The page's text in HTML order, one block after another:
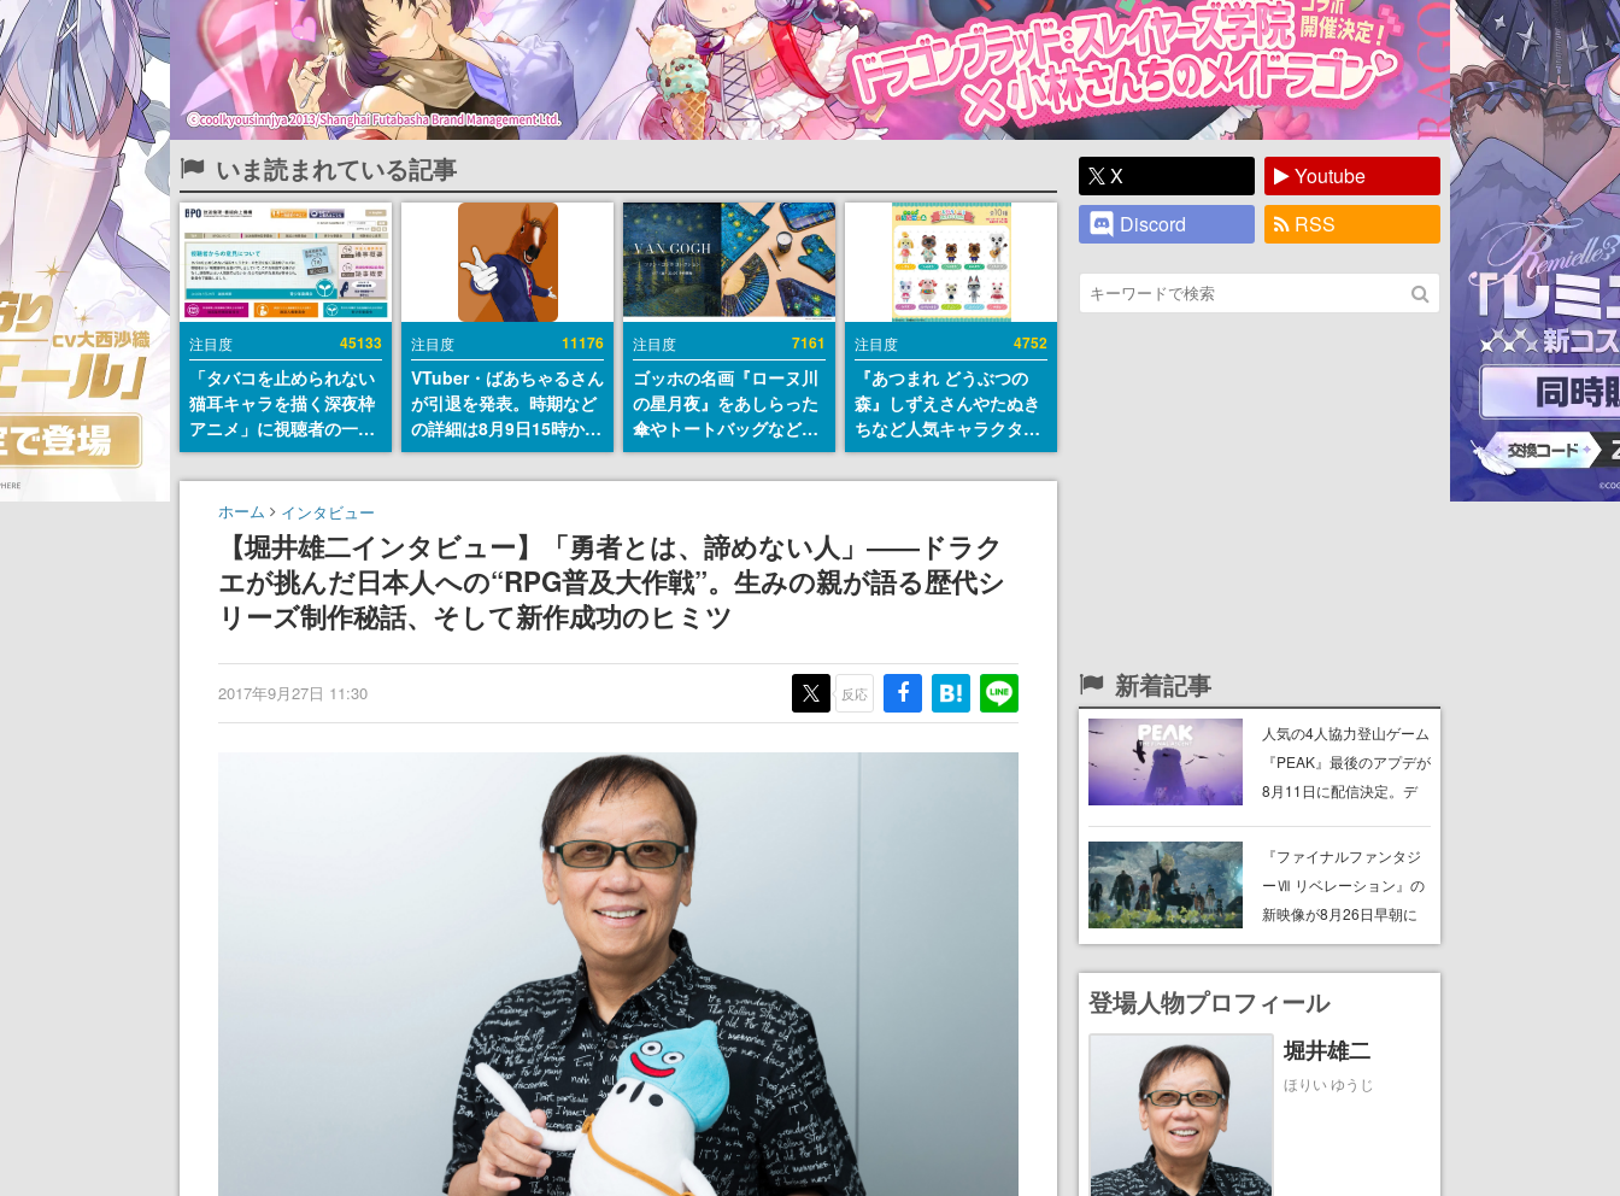
いま読まれている記事
注目度 45133
「タバコを止められない
猫耳キャラを描く深夜枠
アニメ」に視聴者の一部
から批判意見。違法薬物
の使用と思しき描写も含
めて、BPOが議論を交わ
注目度 11176
VTuber・ばあちゃるさん
が引退を発表。時期など
の詳細は8月9日15時から
の配信で説明
注目度 7161
ゴッホの名画『ローヌ川
の星月夜』をあしらった
傘やトートバッグなどが
登場。8月7日21時より2
日間限定で予約販売
注目度 4752
『あつまれ どうぶつの
森』しずえさんやたぬき
ちなど人気キャラクター
のフロッキードールが9
月に発売開始。「とたけ
ホーム インタビュー
【堀井雄二インタビュー】「勇者とは、諦めない人」――ドラク
エが挑んだ日本人への“RPG普及大作戦”。生みの親が語る歴代シ
リーズ制作秘話、そして新作成功のヒミツ
2017年9月27日 11:30 反応
X
Youtube
Discord
RSS
新着記事
人気の4人協力登山ゲーム
『PEAK』最後のアプデが
8月11日に配信決定。デ
れた“塔“のバイオーム
「GLOOM」と「THE
CITADEL」が登場し、火
『ファイナルファンタジ
ーⅦ リベレーション』の
新映像が8月26日早朝に
公開へ。『FF7』リメイ
クシリーズの完結編、
「gamescom」のオープ
ニングナイトライブにて
ディレクターの浜口直樹
氏が登壇する予定
登場人物プロフィール
堀井雄二
ほりい ゆうじ